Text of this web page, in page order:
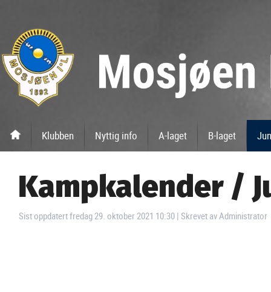
Klubben Nyttig info A-laget B-laget
Kampkalender /
Sist oppdatert fredag 29. oktober 2021 10:30 | Skrevet av Administrator